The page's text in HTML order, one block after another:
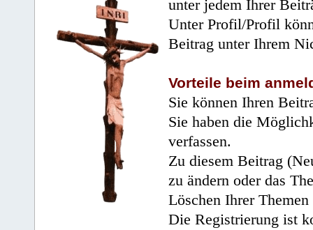
unter jedem Ihrer
Unter Profil/Profil
Beitrag unter Ihrem
Vorteile beim
Sie können Ihren
Sie haben die
verfassen.
Zu diesem Beitrag
zu ändern oder das
Löschen Ihrer
Die Registrierung ist